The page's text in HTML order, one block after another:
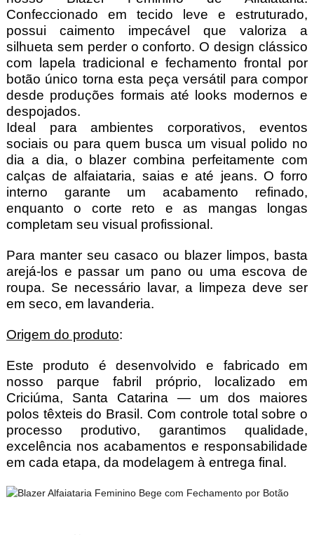
Confeccionado em tecido leve e estruturado,
possui caimento impecável que valoriza a
silhueta sem perder o conforto. O design clássico
com lapela tradicional e fechamento frontal por
botão único torna esta peça versátil para compor
desde produções formais até looks modernos e
despojados.
Ideal para ambientes corporativos, eventos
sociais ou para quem busca um visual polido no
dia a dia, o blazer combina perfeitamente com
calças de alfaiataria, saias e até jeans. O forro
interno garante um acabamento refinado,
enquanto o corte reto e as mangas longas
completam seu visual profissional.
Para manter seu casaco ou blazer limpos, basta
arejá-los e passar um pano ou uma escova de
roupa. Se necessário lavar, a limpeza deve ser
em seco, em lavanderia.
Origem do produto:
Este produto é desenvolvido e fabricado em
nosso parque fabril próprio, localizado em
Criciúma, Santa Catarina — um dos maiores
polos têxteis do Brasil. Com controle total sobre o
processo produtivo, garantimos qualidade,
excelência nos acabamentos e responsabilidade
em cada etapa, da modelagem à entrega final.